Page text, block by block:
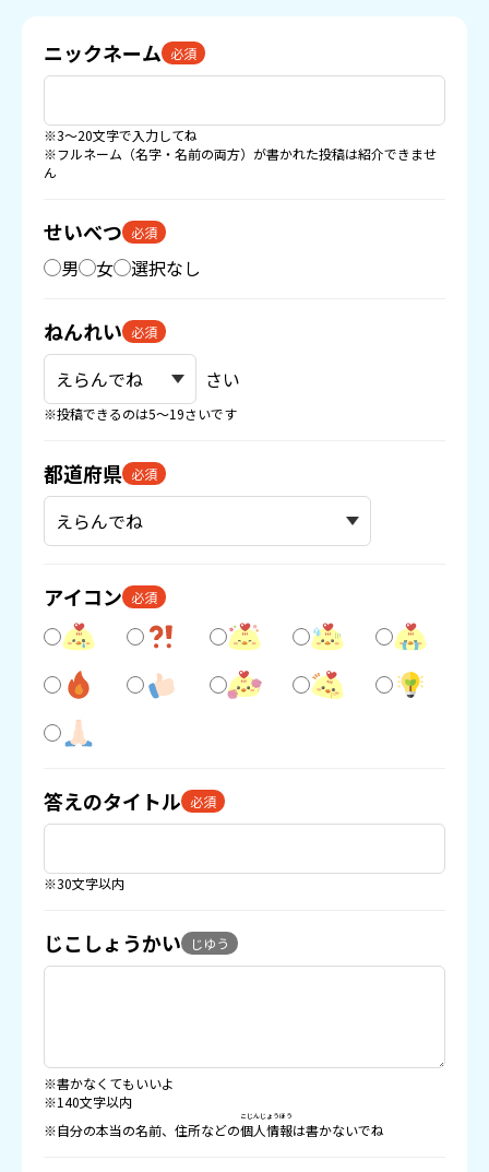
ニックネーム 必須
※3〜20文字で入力してね
※フルネーム（名字・名前の両方）が書かれた投稿は紹介できませ
ん
せいべつ 必須
男 女 選択なし
ねんれい 必須
さい
※投稿できるのは5〜19さいです
都道府県 必須
アイコン 必須
答えのタイトル 必須
※30文字以内
じこしょうかい じゆう
※書かなくてもいいよ
※140文字以内
※自分の本当の名前、住所などの個人情報
こじんじょうほう
は書かないでね